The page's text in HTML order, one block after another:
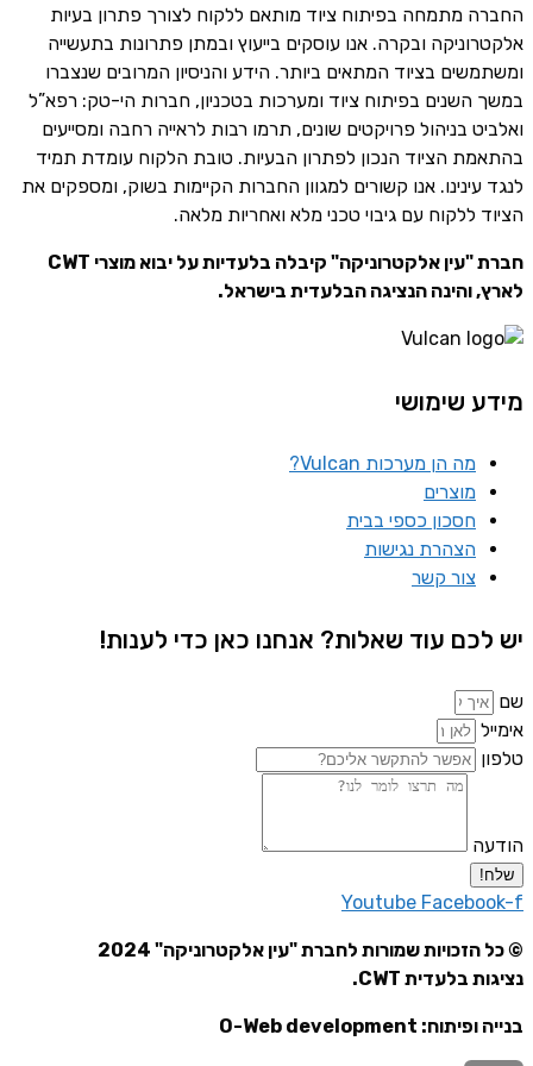
החברה מתמחה בפיתוח ציוד מותאם ללקוח לצורך פתרון בעיות
אלקטרוניקה ובקרה. אנו עוסקים בייעוץ ובמתן פתרונות בתעשייה
ומשתמשים בציוד המתאים ביותר. הידע והניסיון המרובים שנצברו
במשך השנים בפיתוח ציוד ומערכות בטכניון, חברות הי-טק: רפא”ל
ואלביט בניהול פרויקטים שונים, תרמו רבות לראייה רחבה ומסייעים
בהתאמת הציוד הנכון לפתרון הבעיות. טובת הלקוח עומדת תמיד
לנגד עינינו. אנו קשורים למגוון החברות הקיימות בשוק, ומספקים את
הציוד ללקוח עם גיבוי טכני מלא ואחריות מלאה.
חברת "עין אלקטרוניקה" קיבלה בלעדיות על יבוא מוצרי CWT
לארץ, והינה הנציגה הבלעדית בישראל.
מידע שימושי
מה הן מערכות Vulcan?
מוצרים
חסכון כספי בבית
הצהרת נגישות
צור קשר
יש לכם עוד שאלות? אנחנו כאן כדי לענות!
שם
אימייל
טלפון
הודעה
שלח!
Youtube Facebook-f
© כל הזכויות שמורות לחברת "עין אלקטרוניקה" 2024
נציגות בלעדית CWT.
בנייה ופיתוח: O-Web development